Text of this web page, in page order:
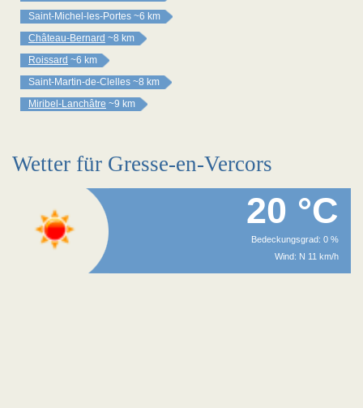
Saint-Michel-les-Portes ~6 km
Château-Bernard ~8 km
Roissard ~6 km
Saint-Martin-de-Clelles ~8 km
Miribel-Lanchâtre ~9 km
Wetter für Gresse-en-Vercors
20 °C
Bedeckungsgrad: 0 %
Wind: N 11 km/h